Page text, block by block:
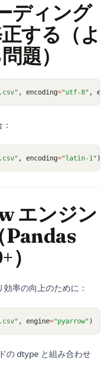
ディング
する（よ
題）
, encoding="utf-8" ,
, encoding="latin-1")
エンジン
Pandas
率の向上のために：
, engine="pyarrow")
の dtype と組み合わせ